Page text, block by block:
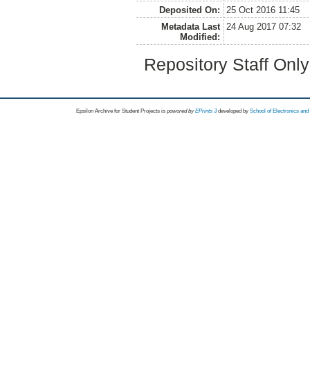
Deposited On:
25 Oct 2016 11:45
Metadata Last
Modified:
24 Aug 2017 07:32
Repository Staff
Epsilon Archive for Student Projects is powored byEPrints 3 developed by School of Electronics